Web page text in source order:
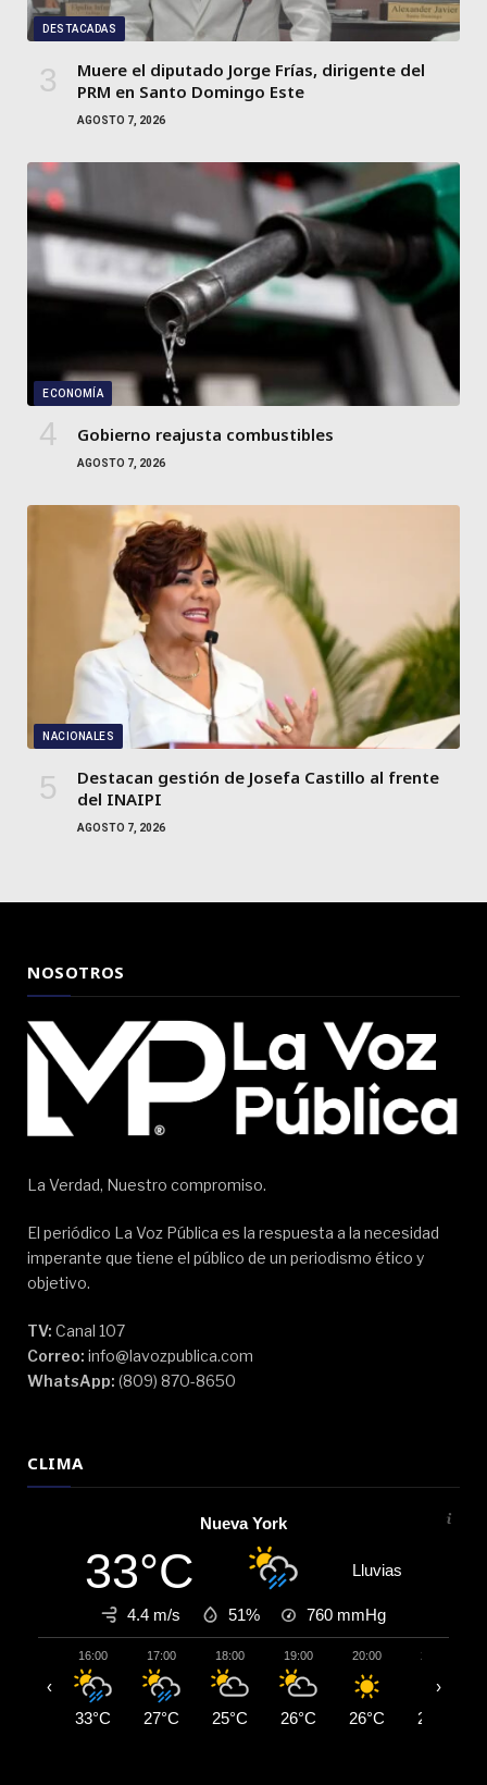
DESTACADAS
Muere el diputado Jorge Frías, dirigente del
PRM en Santo Domingo Este
AGOSTO 7, 2026
ECONOMÍA
Gobierno reajusta combustibles
AGOSTO 7, 2026
NACIONALES
Destacan gestión de Josefa Castillo al frente
del INAIPI
AGOSTO 7, 2026
NOSOTROS
La Verdad, Nuestro compromiso.
El periódico La Voz Pública es la respuesta a la necesidad
imperante que tiene el público de un periodismo ético y
objetivo.
TV: Canal 107
Correo: info@lavozpublica.com
WhatsApp: (809) 870-8650
CLIMA
Nueva York
33°C Lluvias
4.4 m/s 51% 760 mmHg
16:00
33°C
17:00
27°C
18:00
25°C
19:00
26°C
20:00
26°C
21:00
25°C
‹ ›